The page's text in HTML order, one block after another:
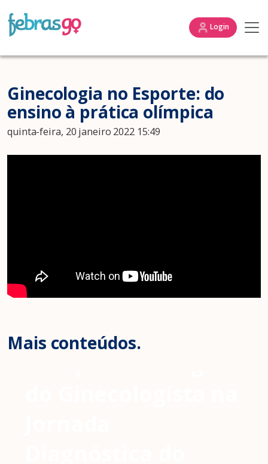
Login
Ginecologia no Esporte: do
ensino à prática olímpica
quinta-feira, 20 janeiro 2022 15:49
Mais conteúdos.